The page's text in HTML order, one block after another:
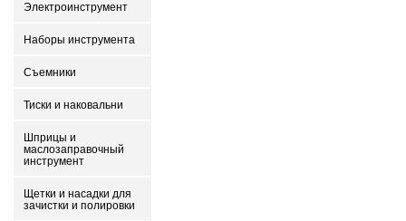
Электроинструмент
Наборы инструмента
Съемники
Тиски и наковальни
Шприцы и
маслозаправочный
инструмент
Щетки и насадки для
зачистки и полировки